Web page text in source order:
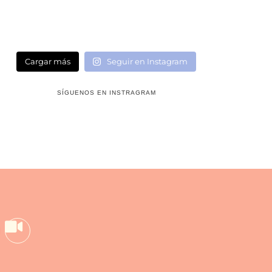
Cargar más Seguir en Instagram
SÍGUENOS EN INSTRAGRAM